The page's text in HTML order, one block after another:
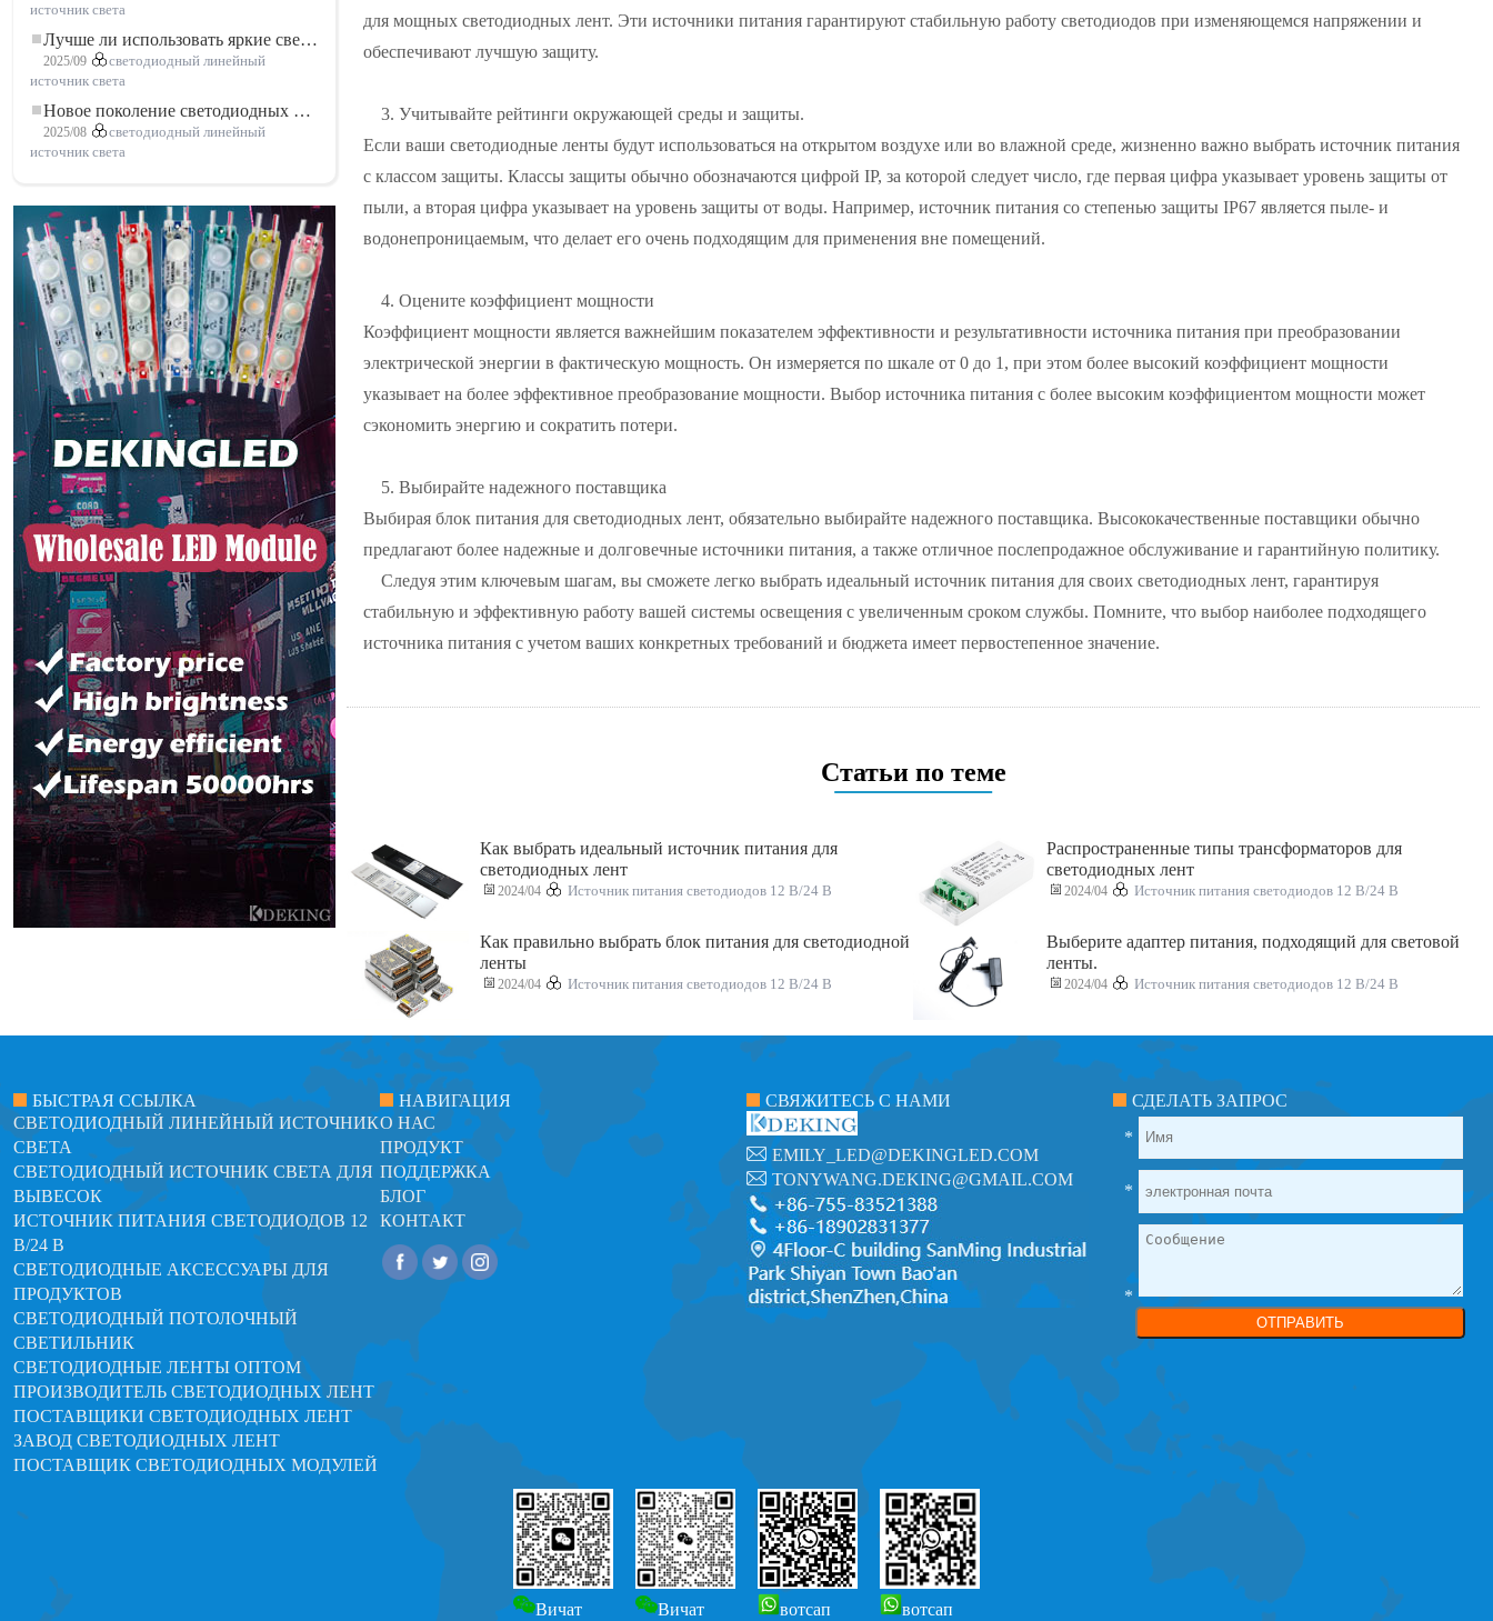
источник света
Лучше ли использовать яркие светодиодные лампы?
2025/09
светодиодный линейный
источник света
Новое поколение светодиодных лент: свободная резка для неограниченных возможностей
2025/08
светодиодный линейный
источник света
для мощных светодиодных лент. Эти источники питания гарантируют стабильную работу светодиодов при изменяющемся напряжении и
обеспечивают лучшую защиту.
3. Учитывайте рейтинги окружающей среды и защиты.
Если ваши светодиодные ленты будут использоваться на открытом воздухе или во влажной среде, жизненно важно выбрать источник питания
с классом защиты. Классы защиты обычно обозначаются цифрой IP, за которой следует число, где первая цифра указывает уровень защиты от
пыли, а вторая цифра указывает на уровень защиты от воды. Например, источник питания со степенью защиты IP67 является пыле- и
водонепроницаемым, что делает его очень подходящим для применения вне помещений.
4. Оцените коэффициент мощности
Коэффициент мощности является важнейшим показателем эффективности и результативности источника питания при преобразовании
электрической энергии в фактическую мощность. Он измеряется по шкале от 0 до 1, при этом более высокий коэффициент мощности
указывает на более эффективное преобразование мощности. Выбор источника питания с более высоким коэффициентом мощности может
сэкономить энергию и сократить потери.
5. Выбирайте надежного поставщика
Выбирая блок питания для светодиодных лент, обязательно выбирайте надежного поставщика. Высококачественные поставщики обычно
предлагают более надежные и долговечные источники питания, а также отличное послепродажное обслуживание и гарантийную политику.
Следуя этим ключевым шагам, вы сможете легко выбрать идеальный источник питания для своих светодиодных лент, гарантируя
стабильную и эффективную работу вашей системы освещения с увеличенным сроком службы. Помните, что выбор наиболее подходящего
источника питания с учетом ваших конкретных требований и бюджета имеет первостепенное значение.
Статьи по теме
Как выбрать идеальный источник питания для
светодиодных лент
2024/04 Источник питания светодиодов 12 В/24 В
Распространенные типы трансформаторов для
светодиодных лент
2024/04 Источник питания светодиодов 12 В/24 В
Как правильно выбрать блок питания для светодиодной
ленты
2024/04 Источник питания светодиодов 12 В/24 В
Выберите адаптер питания, подходящий для световой
ленты.
2024/04 Источник питания светодиодов 12 В/24 В
БЫСТРАЯ ССЫЛКА
СВЕТОДИОДНЫЙ ЛИНЕЙНЫЙ ИСТОЧНИК
СВЕТА
СВЕТОДИОДНЫЙ ИСТОЧНИК СВЕТА ДЛЯ
ВЫВЕСОК
ИСТОЧНИК ПИТАНИЯ СВЕТОДИОДОВ 12
В/24 В
СВЕТОДИОДНЫЕ АКСЕССУАРЫ ДЛЯ
ПРОДУКТОВ
СВЕТОДИОДНЫЙ ПОТОЛОЧНЫЙ
СВЕТИЛЬНИК
СВЕТОДИОДНЫЕ ЛЕНТЫ ОПТОМ
ПРОИЗВОДИТЕЛЬ СВЕТОДИОДНЫХ ЛЕНТ
ПОСТАВЩИКИ СВЕТОДИОДНЫХ ЛЕНТ
ЗАВОД СВЕТОДИОДНЫХ ЛЕНТ
ПОСТАВЩИК СВЕТОДИОДНЫХ МОДУЛЕЙ
НАВИГАЦИЯ
О НАС
ПРОДУКТ
ПОДДЕРЖКА
БЛОГ
КОНТАКТ
СВЯЖИТЕСЬ С НАМИ
EMILY_LED@DEKINGLED.COM
TONYWANG.DEKING@GMAIL.COM
СДЕЛАТЬ ЗАПРОС
*
*
*
ОТПРАВИТЬ
Вичат Вичат вотсап вотсап